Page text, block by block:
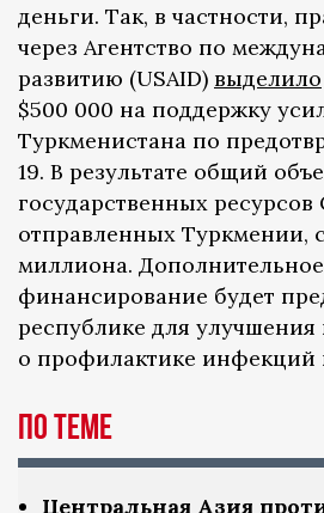
деньги. Так, в частности,
через Агентство по
развитию (USAID) выделило
$500 000 на поддержку
Туркменистана по
19. В результате общий
государственных
отправленных Туркмении,
миллиона. Дополнительное
финансирование будет
республике для
о профилактике инфекций
По теме
Центральная Азия